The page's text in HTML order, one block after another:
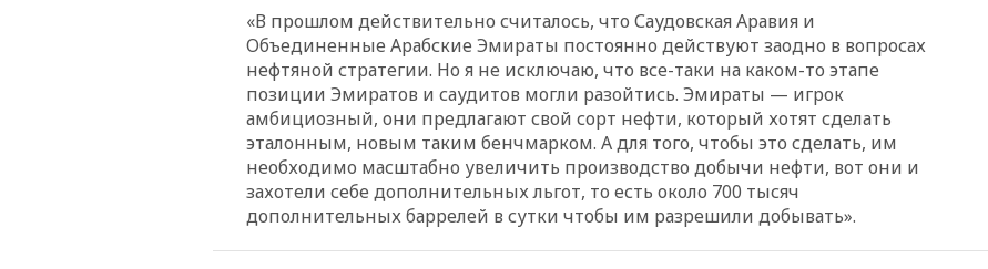
вчера, 22:55 В Москве в
пятницу ожидаются ливни
вчера, 22:35
продлил контракт с «Реалом»
до 2032 года
вчера, 22:28Отказаться от
российского гражданства
станет значительно дороже
«В прошлом действительно считалось, что Саудовская Аравия и
Объединенные Арабские Эмираты постоянно действуют заодно в вопросах
нефтяной стратегии. Но я не исключаю, что все-таки на каком-то этапе
позиции Эмиратов и саудитов могли разойтись. Эмираты — игрок
амбициозный, они предлагают свой сорт нефти, который хотят сделать
эталонным, новым таким бенчмарком. А для того, чтобы это сделать, им
необходимо масштабно увеличить производство добычи нефти, вот они и
захотели себе дополнительных льгот, то есть около 700 тысяч
дополнительных баррелей в сутки чтобы им разрешили добывать».